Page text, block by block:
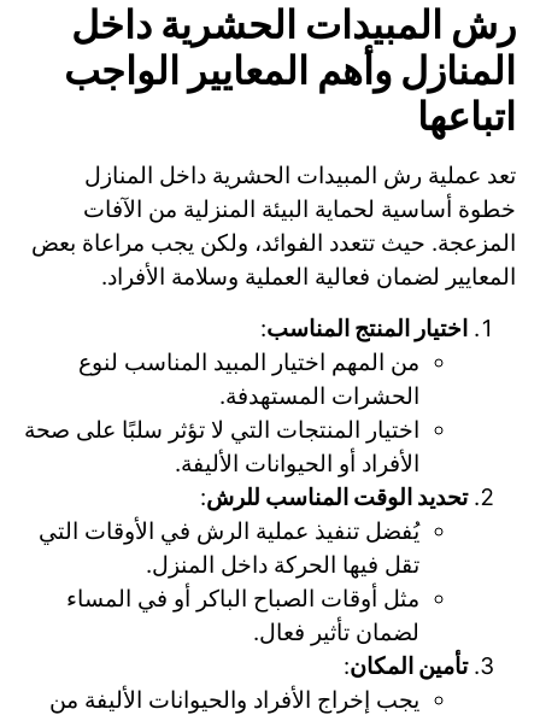
رش المبيدات الحشرية داخل
المنازل وأهم المعايير الواجب
اتباعها
تعد عملية رش المبيدات الحشرية داخل المنازل
خطوة أساسية لحماية البيئة المنزلية من الآفات
المزعجة. حيث تتعدد الفوائد، ولكن يجب مراعاة بعض
المعايير لضمان فعالية العملية وسلامة الأفراد.
اختيار المنتج المناسب:
من المهم اختيار المبيد المناسب لنوع
الحشرات المستهدفة.
اختيار المنتجات التي لا تؤثر سلبًا على صحة
الأفراد أو الحيوانات الأليفة.
تحديد الوقت المناسب للرش:
يُفضل تنفيذ عملية الرش في الأوقات التي
تقل فيها الحركة داخل المنزل.
مثل أوقات الصباح الباكر أو في المساء
لضمان تأثير فعال.
تأمين المكان:
يجب إخراج الأفراد والحيوانات الأليفة من